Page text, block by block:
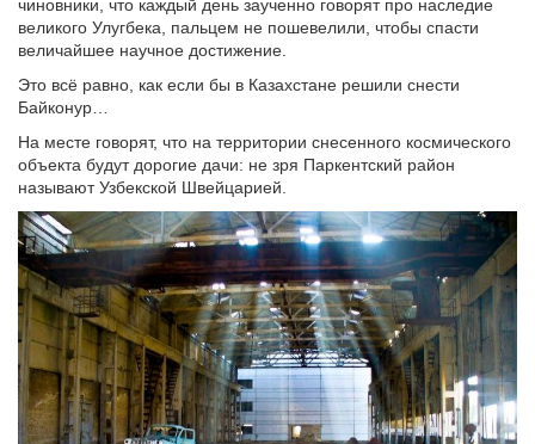
чиновники, что каждый день заученно говорят про наследие
великого Улугбека, пальцем не пошевелили, чтобы спасти
величайшее научное достижение.
Это всё равно, как если бы в Казахстане решили снести
Байконур…
На месте говорят, что на территории снесенного космического
объекта будут дорогие дачи: не зря Паркентский район
называют Узбекской Швейцарией.